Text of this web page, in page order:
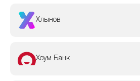
Хлынов
Хоум Банк